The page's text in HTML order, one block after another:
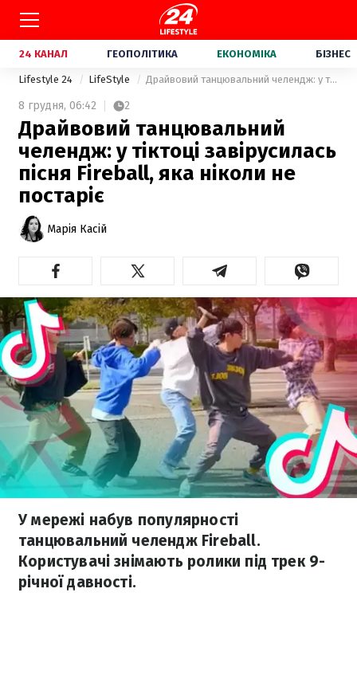
24 КАНАЛ ГЕОПОЛІТИКА ЕКОНОМІКА БІЗНЕС
Lifestyle 24 LifeStyle Драйвовий танцювальний челендж: у тіктоці завірусилась пісня Fireball, яка ніколи не постаріє
8 грудня, 06:42 2
Драйвовий танцювальний
челендж: у тіктоці завірусилась
пісня Fireball, яка ніколи не
постаріє
Марія Касій
У мережі набув популярності
танцювальний челендж Fireball.
Користувачі знімають ролики під трек 9-
річної давності.